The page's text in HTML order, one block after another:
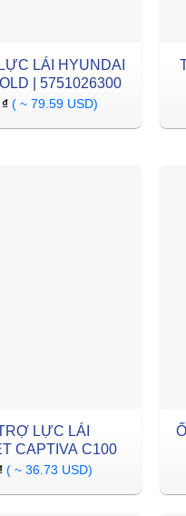
LÁI HYUNDAI
| 5751026300
₫ ( ~ 79.59 USD)
LỰC LÁI
CAPTIVA C100
( ~ 36.73 USD)